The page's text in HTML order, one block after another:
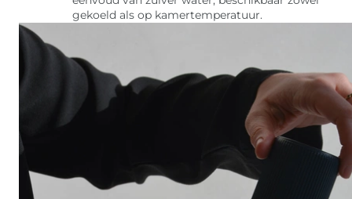
gekoeld als op kamertemperatuur.